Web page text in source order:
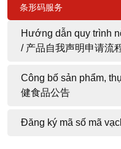
条形码服务
Hướng dẫn quy trình
/ 产品自我声明申请流
Công bố sản phẩm,
健食品公告
Đăng ký mã số mã